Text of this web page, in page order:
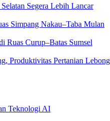
Segera Lebih Lancar
Simpang Nakau–Taba Mulan
Ruas Curup–Batas Sumsel
Produktivitas Pertanian
Teknologi AI